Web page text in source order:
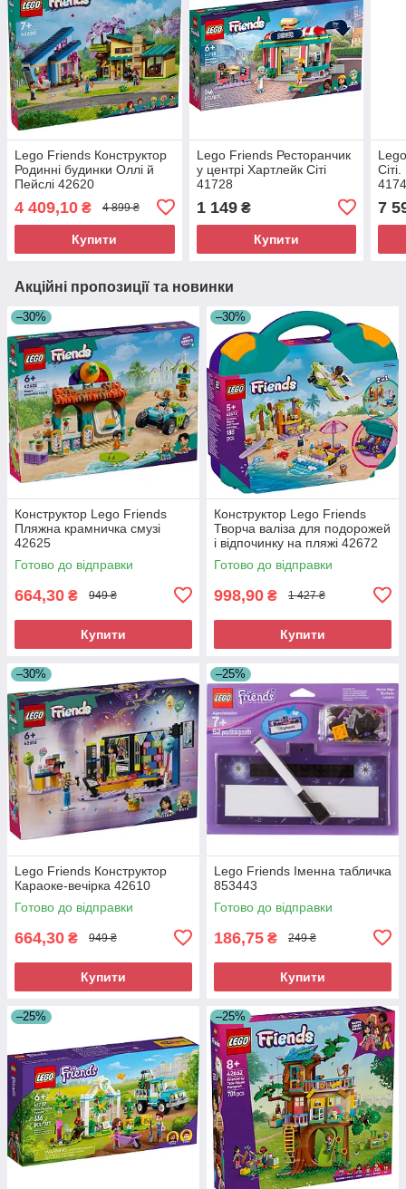
Lego Friends Конструктор
Родинні будинки Оллі й
Пейслі 42620
4 409,10 ₴ 4 899 ₴
Купити
Lego Friends Ресторанчик
у центрі Хартлейк Сіті
41728
1 149₴
Купити
7
Акційні пропозиції та новинки
–30%
Конструктор Lego Friends
Пляжна крамничка смузі
42625
Готово до відправки
664,30 ₴ 949 ₴
Купити
–30%
Конструктор Lego Friends
Творча валіза для подорожей
і відпочинку на пляжі 42672
Готово до відправки
998,90 ₴ 1 427 ₴
Купити
–30%
Lego Friends Конструктор
Караоке-вечірка 42610
Готово до відправки
664,30 ₴ 949 ₴
Купити
–25%
Lego Friends Іменна табличка
853443
Готово до відправки
186,75 ₴ 249 ₴
Купити
–25% –25%